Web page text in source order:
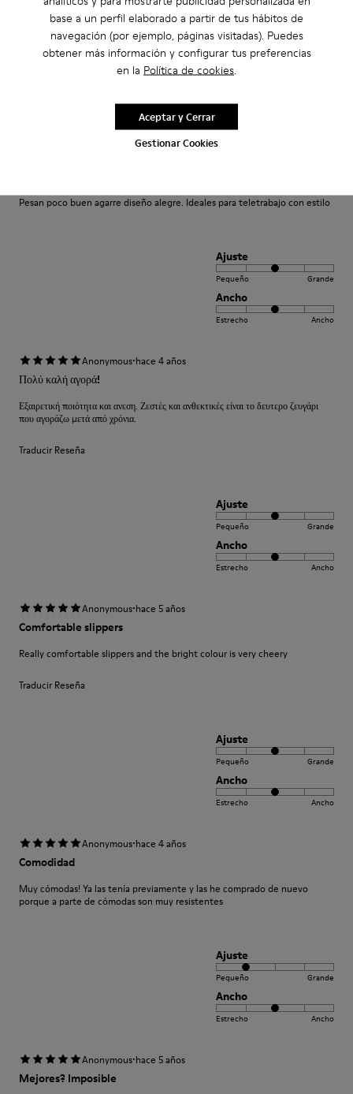
base a un perfil elaborado a partir de tus hábitos de
navegación (por ejemplo, páginas visitadas). Puedes
obtener más información y configurar tus preferencias
en la Política de cookies.
Gestionar Cookies
Aceptar y Cerrar
Ajuste
Pequeño
Pesan poco buen agarre diseño alegre. Ideales para teletrabajo con estilo
Ajuste
Pequeño Grande
Ancho
Estrecho Ancho
Anonymous·hace 4 años
Πολύ καλή αγορά!
Εξαιρετική ποιότητα και ανεση. Ζεστές και ανθεκτικές είναι το δευτερο ζευγάρι
που αγοράζω μετά από χρόνια.
Traducir Reseña
Ajuste
Pequeño Grande
Ancho
Estrecho Ancho
Anonymous·hace 5 años
Comfortable slippers
Really comfortable slippers and the bright colour is very cheery
Traducir Reseña
Ajuste
Pequeño Grande
Ancho
Estrecho Ancho
Anonymous·hace 4 años
Comodidad
Muy cómodas! Ya las tenía previamente y las he comprado de nuevo
porque a parte de cómodas son muy resistentes
Ajuste
Pequeño Grande
Ancho
Estrecho Ancho
Anonymous·hace 5 años
Mejores? Imposible